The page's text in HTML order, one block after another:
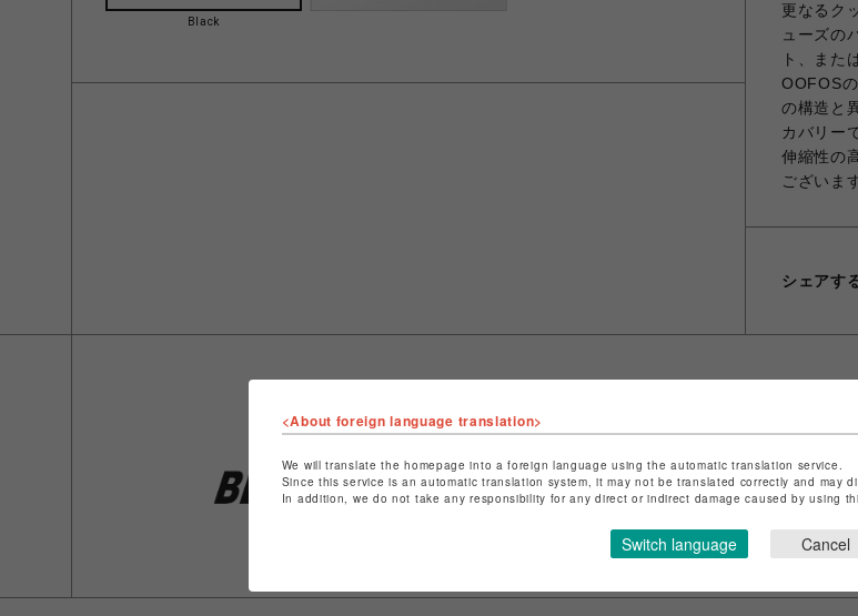
Black
更なるク
ューズの
ト、また
OOFOS
の構造と
カバリー
伸縮性の
ございま
シェアす
ショップ名
ビーバー
店舗名
池袋PARCO
特定商取引法など法令に基づく表記は
こちら
ショップお問い合わせは こちら
<About foreign language translation>
We will translate the homepage into a foreign language using the automatic translation service.
Since this service is an automatic translation system, it may not be translated correctly and may
In addition, we do not take any responsibility for any direct or indirect damage caused by using
Switch language Cancel